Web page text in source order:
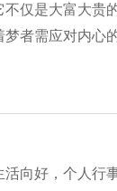
仅是大富大贵
者需应对内心
向好，个人行